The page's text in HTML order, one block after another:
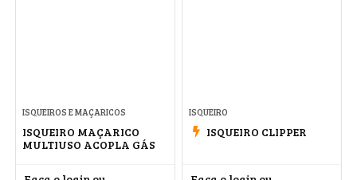
ISQUEIROS E MAÇARICOS
ISQUEIRO MAÇARICO
MULTIUSO ACOPLA GÁS
ISQUEIRO
ISQUEIRO CLIPPER